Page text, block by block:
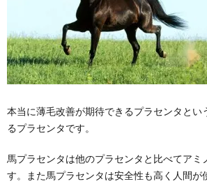
本当に薄毛改善が期待できるプラセンタとい
るプラセンタです。
馬プラセンタは他のプラセンタと比べてアミ
す。また馬プラセンタは安全性も高く人間が